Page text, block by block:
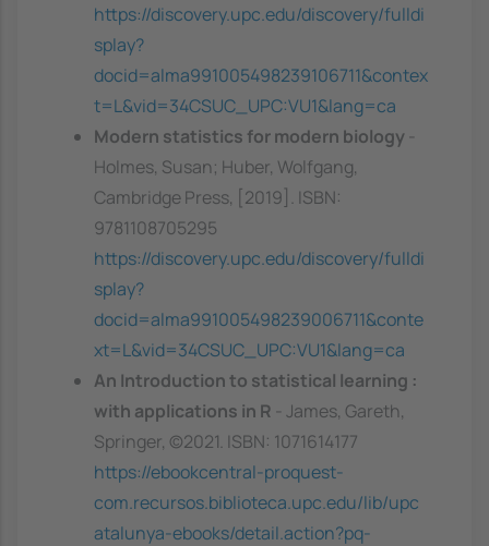
https://discovery.upc.edu/discovery/fulldi
splay?
docid=alma991005498239106711&contex
t=L&vid=34CSUC_UPC:VU1&lang=ca
Modern statistics for modern biology
Holmes, Susan; Huber, Wolfgang,
Cambridge Press, [2019]. ISBN:
9781108705295
https://discovery.upc.edu/discovery/fulldi
splay?
docid=alma991005498239006711&conte
xt=L&vid=34CSUC_UPC:VU1&lang=ca
An Introduction to statistical learning :
with applications in R
- James, Gareth,
Springer, ©2021. ISBN: 1071614177
https://ebookcentral-proquest-
com.recursos.biblioteca.upc.edu/lib/upc
atalunya-ebooks/detail.action?pq-